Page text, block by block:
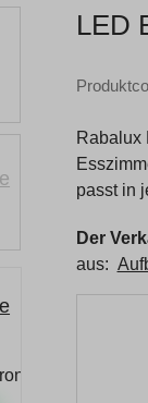
LED
Rabalux
passt in
Der
aus: